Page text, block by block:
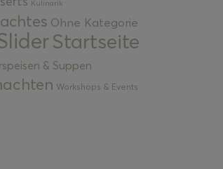
Kulinarik
Ohne Kategorie
Startseite
& Suppen
Workshops & Events